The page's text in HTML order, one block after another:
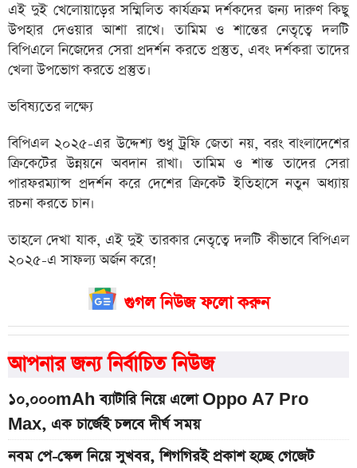
এই দুই খেলোয়াড়ের সম্মিলিত কার্যক্রম দর্শকদের জন্য দারুণ কিছু
উপহার দেওয়ার আশা রাখে। তামিম ও শান্তের নেতৃত্বে দলটি
বিপিএলে নিজেদের সেরা প্রদর্শন করতে প্রস্তুত, এবং দর্শকরা তাদের
খেলা উপভোগ করতে প্রস্তুত।
ভবিষ্যতের লক্ষ্যে
বিপিএল ২০২৫-এর উদ্দেশ্য শুধু ট্রফি জেতা নয়, বরং বাংলাদেশের
ক্রিকেটের উন্নয়নে অবদান রাখা। তামিম ও শান্ত তাদের সেরা
পারফরম্যান্স প্রদর্শন করে দেশের ক্রিকেট ইতিহাসে নতুন অধ্যায়
রচনা করতে চান।
তাহলে দেখা যাক, এই দুই তারকার নেতৃত্বে দলটি কীভাবে বিপিএল
২০২৫-এ সাফল্য অর্জন করে!
গুগল নিউজ ফলো করুন
আপনার জন্য নির্বাচিত নিউজ
১০,০০০mAh ব্যাটারি নিয়ে এলো Oppo A7 Pro
Max, এক চার্জেই চলবে দীর্ঘ সময়
নবম পে-স্কেল নিয়ে সুখবর, শিগগিরই প্রকাশ হচ্ছে গেজেট